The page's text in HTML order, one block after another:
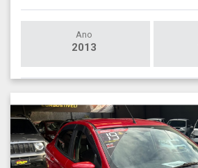
Ano
2013